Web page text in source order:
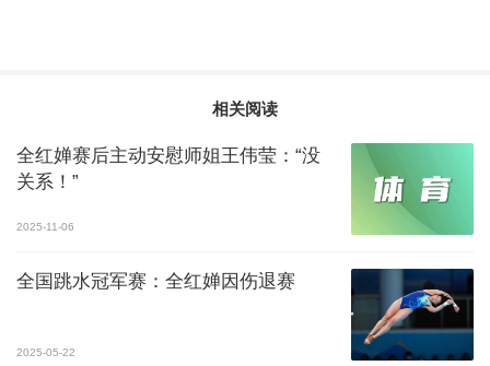
相关阅读
全红婵赛后主动安慰师姐王伟莹：“没
关系！”
2025-11-06
全国跳水冠军赛：全红婵因伤退赛
2025-05-22